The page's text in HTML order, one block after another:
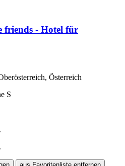
- Hotel für
Österreich
S